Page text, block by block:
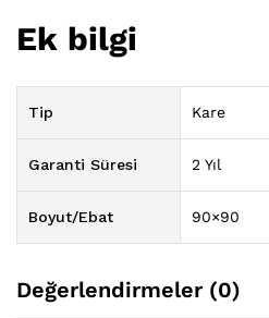
Ek bilgi
Tip Kare
Garanti Süresi 2 Yıl
Boyut/Ebat 90×90
Değerlendirmeler (0)